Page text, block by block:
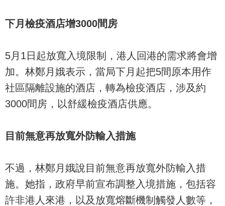
下月檢疫酒店增3000間房
5月1日起放寬入境限制，港人回港的需求將會增
加。林鄭月娥表示，當局下月起把5間原本用作
社區隔離設施的酒店，轉為檢疫酒店，涉及約
3000間房，以舒緩檢疫酒店供應。
目前無意再放寬外防輸入措施
不過，林鄭月娥說目前無意再放寬外防輸入措
施。她指，政府早前宣布調整入境措施，包括容
許非港人來港，以及放寬熔斷機制觸發人數等，